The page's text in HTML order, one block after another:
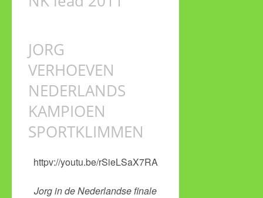
JORG
VERHOEVEN
NEDERLANDS
KAMPIOEN
SPORTKLIMMEN
httpv://youtu.be/rSieLSaX7RA
Jorg in de Nederlandse finale